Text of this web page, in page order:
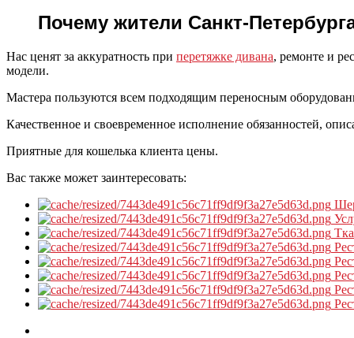
Почему жители Санкт-
Нас ценят за аккуратность при перетяжке дивана, ремонте и
модели.
Мастера пользуются всем подходящим переносным
Качественное и своевременное исполнение обязанностей,
Приятные для кошелька клиента цены.
Вас также может заинтересовать: